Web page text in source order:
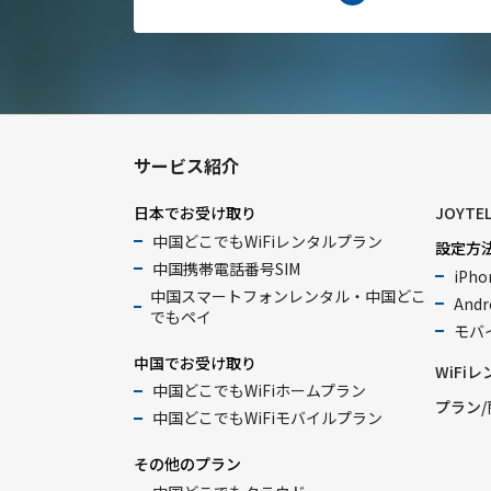
サービス紹介
日本でお受け取り
中国どこでもWiFiレンタルプラン
中国携帯電話番号SIM
中国スマートフォンレンタル・中国どこ
でもペイ
中国でお受け取り
中国どこでもWiFiホームプラン
中国どこでもWiFiモバイルプラン
その他のプラン
設定方
モバ
WiFiレ
プラン/